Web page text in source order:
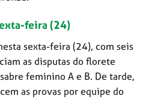
feira (24)
sexta-feira (24), com seis
as disputas do florete
feminino A e B. De tarde,
as provas por equipe do